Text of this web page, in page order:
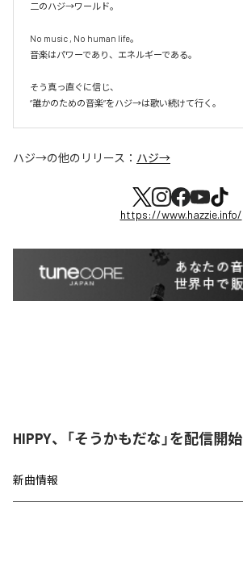
二のハジ→ワールド。
No music , No human life。
音楽はパワーであり、エネルギーである。
そう真っ直ぐに信じ、
ハジ→の他のリリース： ハジ→
https://www.hazzie.info/
HIPPY、「そうかもだな」を配信開始
新曲情報